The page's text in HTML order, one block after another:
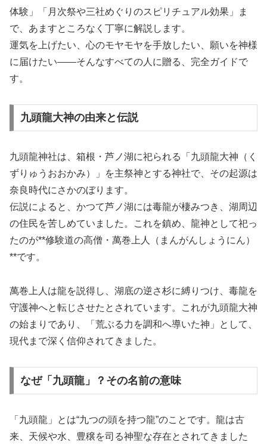
体験」「月次祭や三社めぐりのスピリチュアル効果」ま
で、あますところなく丁寧に解説します。
運気を上げたい、心のモヤモヤを手放したい、願いを神様
に届けたい――そんなすべての人に贈る、完全ガイドで
す。
九頭龍大神の由来と伝説
九頭龍神社は、箱根・芦ノ湖に祀られる「九頭龍大神（く
ずりゅうおおかみ）」を主祭神とする神社で、その起源は
奈良時代にさかのぼります。
伝説によると、かつて芦ノ湖には毒龍が棲みつき、湖周辺
の住民を苦しめていました。これを鎮め、龍神として祀っ
たのが**修験道の高僧・萬巻上人（まんがんしょうにん）
**です。
萬巻上人は龍を説得し、湖底の逆さ杉に縛りつけ、毒龍を
守護神へと転じさせたとされています。これが九頭龍大神
の始まりであり、「荒ぶる力を調和へ導いた神」として、
現代まで深く信仰されてきました。
なぜ「九頭龍」？その名前の意味
「九頭龍」とは“九つの頭を持つ龍”のことです。龍は古
来、天候や水、豊穣を司る神聖な存在とされてきました